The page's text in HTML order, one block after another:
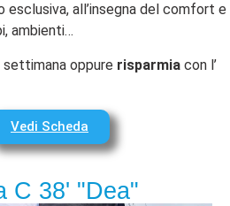
esclusiva, all’insegna del comfort e
ambienti…
settimana oppure risparmia con l’
Vedi Scheda
C 38' "Dea"